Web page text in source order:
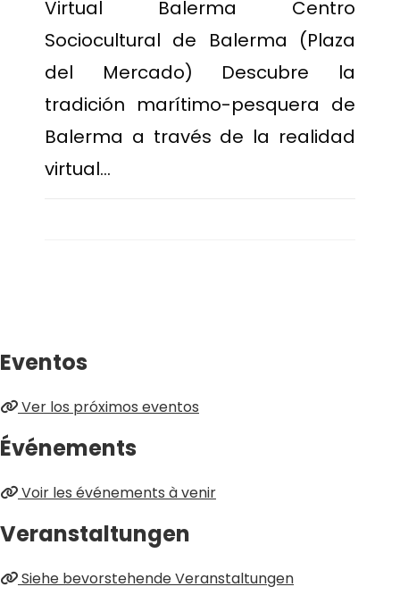
Virtual Balerma Centro
Sociocultural de Balerma (Plaza
del Mercado) Descubre la
tradición marítimo-pesquera de
Balerma a través de la realidad
virtual…
Eventos
Ver los próximos eventos
Événements
Voir les événements à venir
Veranstaltungen
Siehe bevorstehende Veranstaltungen